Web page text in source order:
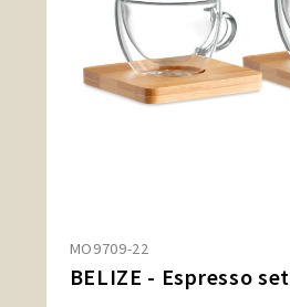
MO9709-22
BELIZE - Espresso set